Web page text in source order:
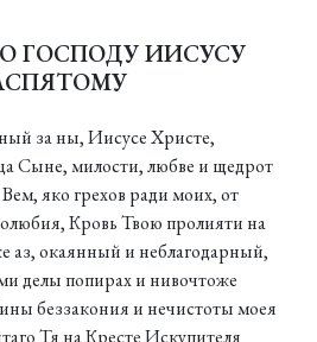
ГОСПОДУ ИИСУСУ
за ны, Иисусе Христе,
Сыне, милости, любве и щедрот
яко грехов ради моих, от
Кровь Твою пролияти на
аз, окаянный и неблагодарный,
делы попирах и нивочтоже
беззакония и нечистоты моея
Тя на Кресте Искупителя